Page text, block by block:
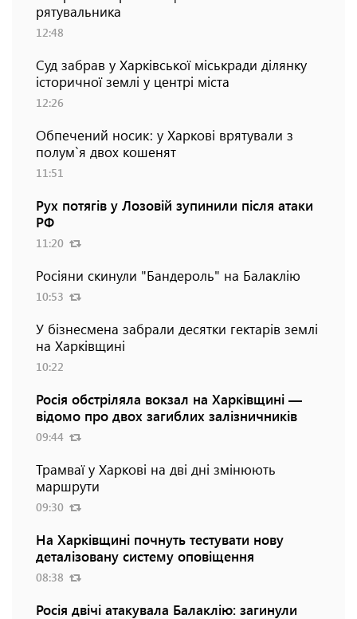
рятувальника
12:48
Суд забрав у Харківської міськради ділянку
історичної землі у центрі міста
12:26
Обпечений носик: у Харкові врятували з
полум`я двох кошенят
11:51
Рух потягів у Лозовій зупинили після атаки
РФ
11:20
Росіяни скинули "Бандероль" на Балаклію
10:53
У бізнесмена забрали десятки гектарів землі
на Харківщині
10:22
Росія обстріляла вокзал на Харківщині —
відомо про двох загиблих залізничників
09:44
Трамваї у Харкові на дві дні змінюють
маршрути
09:30
На Харківщині почнуть тестувати нову
деталізовану систему оповіщення
08:38
Росія двічі атакувала Балаклію: загинули